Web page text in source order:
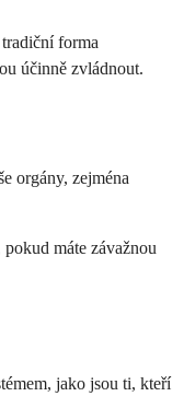
forma
účinně zvládnout.
orgány, zejména
máte závažnou
jako jsou ti, kteří